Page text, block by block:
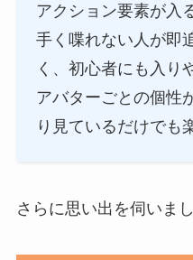
アクション要素が入
手く喋れない人が即
く、初心者にも入り
アバターごとの個性
り見ているだけでも
さらに思い出を伺いまし